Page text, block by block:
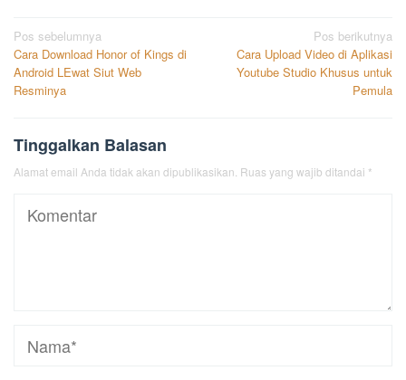
Navigasi
pos
Pos sebelumnya
Cara Download Honor of Kings di
Android LEwat Siut Web
Resminya
Pos berikutnya
Cara Upload Video di Aplikasi
Youtube Studio Khusus untuk
Pemula
Tinggalkan Balasan
Alamat email Anda tidak akan dipublikasikan. Ruas yang wajib ditandai *